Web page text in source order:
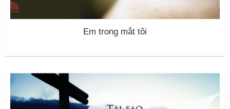
Em trong mắt tôi